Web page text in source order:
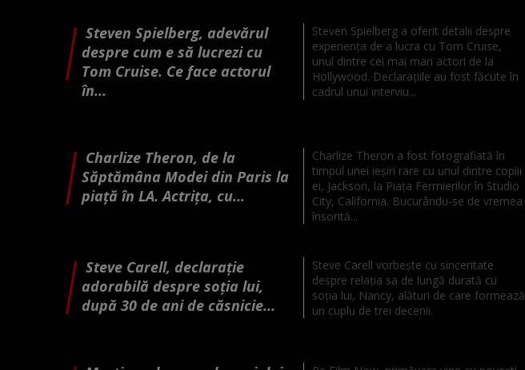
Steven Spielberg, adevărul
despre cum e să lucrezi cu
Tom Cruise. Ce face actorul
în...
Steven Spielberg a oferit detalii despre
experiența de a lucra cu Tom Cruise,
unul dintre cei mai mari actori de la
Hollywood. Declarațiile au fost făcute în
cadrul unui interviu...
Charlize Theron, de la
Săptămâna Modei din Paris la
piață în LA. Actrița, cu...
Charlize Theron a fost fotografiată în
timpul unei ieșiri rare cu unul dintre copiii
ei, Jackson, la Piața Fermierilor în Studio
City, California. Bucurându-se de vremea
însorită...
Steve Carell, declarație
adorabilă despre soția lui,
după 30 de ani de căsnicie...
Steve Carell vorbește cu sinceritate
despre relația sa de lungă durată cu
soția lui, Nancy, alături de care formează
un cuplu de trei decenii.